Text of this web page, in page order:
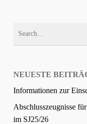
NEUESTE
Informationen zur
Abschlusszeugnisse
im SJ25/26